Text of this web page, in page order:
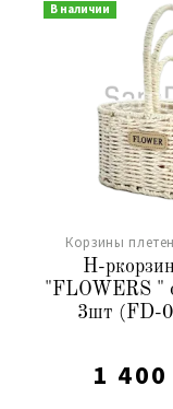
В наличии
Корзины
Н-
"FLOWERS "
3шт (FD-
1